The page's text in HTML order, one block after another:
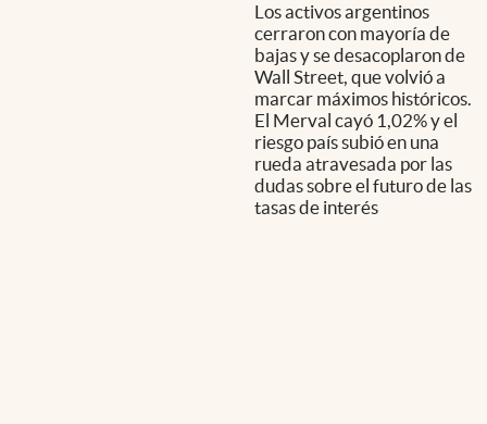
Los activos argentinos
cerraron con mayoría de
bajas y se desacoplaron de
Wall Street, que volvió a
marcar máximos históricos.
El Merval cayó 1,02% y el
riesgo país subió en una
rueda atravesada por las
dudas sobre el futuro de las
tasas de interés